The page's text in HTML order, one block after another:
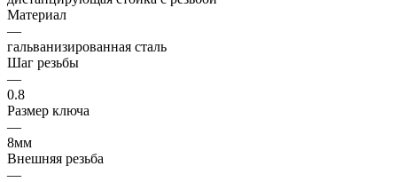
Материал
—
гальванизированная сталь
Шаг резьбы
—
0.8
Размер ключа
—
8мм
Внешняя резьба
—